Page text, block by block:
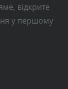
відкрите
у першому